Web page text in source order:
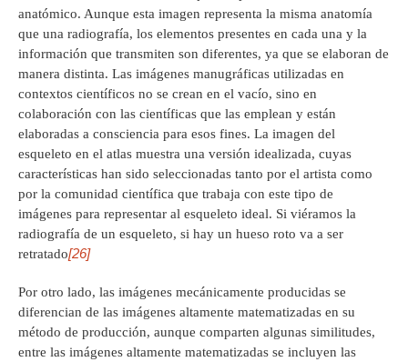
anatómico. Aunque esta imagen representa la misma anatomía
que una radiografía, los elementos presentes en cada una y la
información que transmiten son diferentes, ya que se elaboran de
manera distinta. Las imágenes manugráficas utilizadas en
contextos científicos no se crean en el vacío, sino en
colaboración con las científicas que las emplean y están
elaboradas a consciencia para esos fines. La imagen del
esqueleto en el atlas muestra una versión idealizada, cuyas
características han sido seleccionadas tanto por el artista como
por la comunidad científica que trabaja con este tipo de
imágenes para representar al esqueleto ideal. Si viéramos la
radiografía de un esqueleto, si hay un hueso roto va a ser
retratado[26]
Por otro lado, las imágenes mecánicamente producidas se
diferencian de las imágenes altamente matematizadas en su
método de producción, aunque comparten algunas similitudes,
entre las imágenes altamente matematizadas se incluyen las